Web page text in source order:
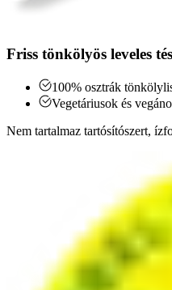
Friss tönkölyös leveles
100% osztrák
Vegetáriusok és
Nem tartalmaz tartósítószert,